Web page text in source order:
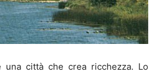
una città che crea ricchezza. Lo